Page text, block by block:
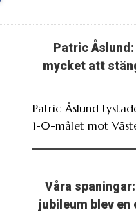
Patric
mycket att
Patric Åslund
1-0-målet mot
Våra
jubileum blev